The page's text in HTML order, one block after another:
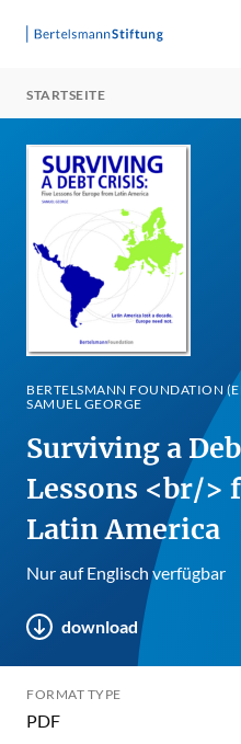
STARTSEITE
BERTELSMANN FOUNDATION
SAMUEL GEORGE
Surviving a
Lessons <br/>
Latin America
Nur auf Englisch verfügbar
download
FORMAT TYPE
PDF